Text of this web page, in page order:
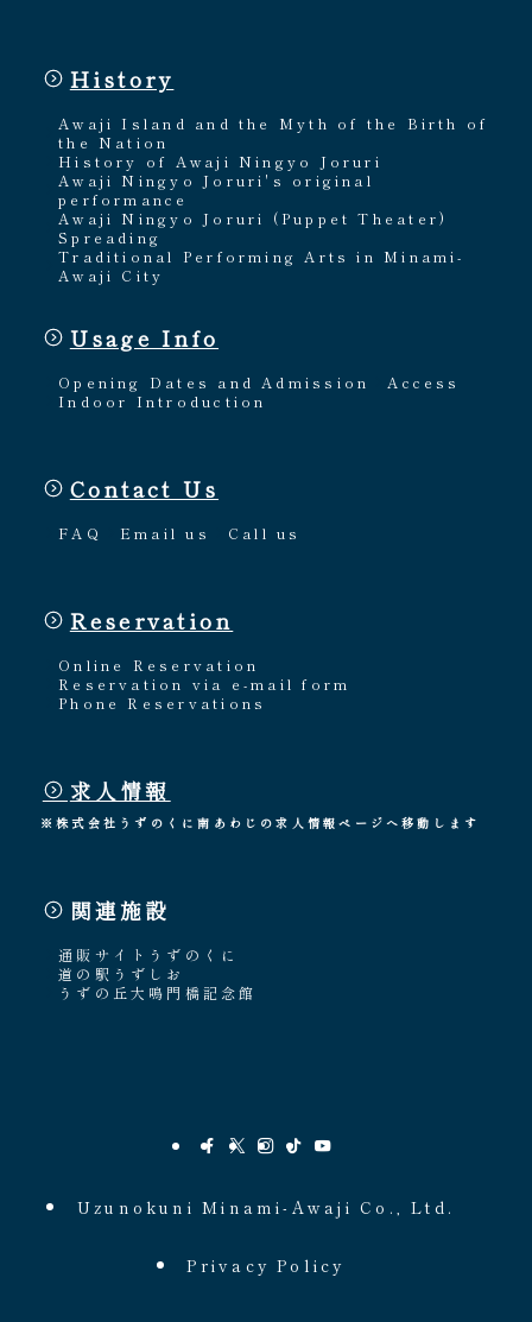
History
Awaji Island and the Myth of the Birth of
the Nation
History of Awaji Ningyo Joruri
Awaji Ningyo Joruri's original
performance
Awaji Ningyo Joruri (Puppet Theater)
Spreading
Traditional Performing Arts in Minami-
Awaji City
Usage Info
Opening Dates and Admission
Access
Indoor Introduction
Contact Us
FAQ Email us Call us
Reservation
Online Reservation
Reservation via e-mail form
Phone Reservations
求人情報
※株式会社うずのくに南あわじの求人情報ページへ移動します
関連施設
通販サイトうずのくに
道の駅うずしお
うずの丘大鳴門橋記念館
Uzunokuni Minami-Awaji Co., Ltd.
Privacy Policy